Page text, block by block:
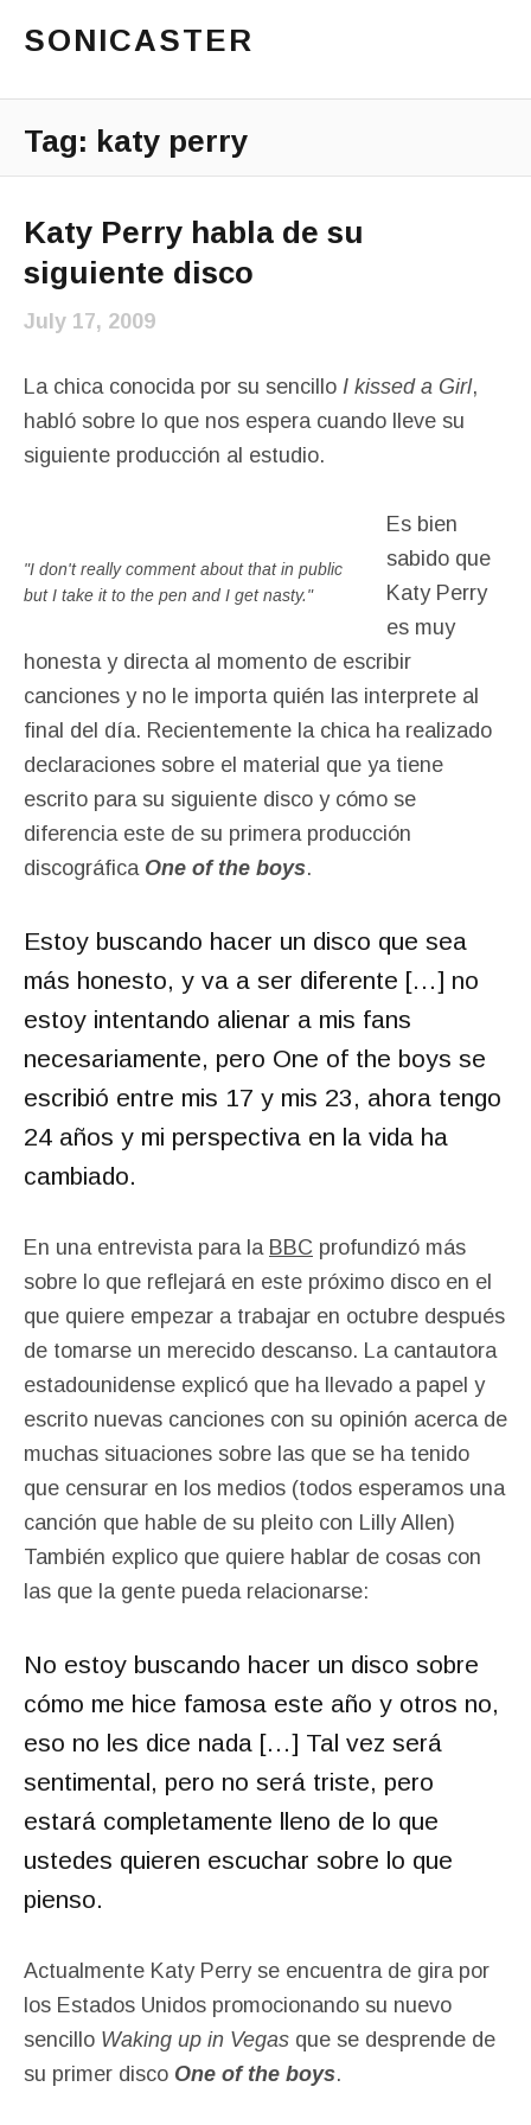
SONICASTER
Main Menu
Tag: katy perry
Katy Perry habla de su
siguiente disco
July 17, 2009
La chica conocida por su sencillo I kissed a Girl,
habló sobre lo que nos espera cuando lleve su
siguiente producción al estudio.
"I don't really comment about that in public
but I take it to the pen and I get nasty."
Es bien
sabido que
Katy Perry
es muy
honesta y directa al momento de escribir
canciones y no le importa quién las interprete al
final del día. Recientemente la chica ha realizado
declaraciones sobre el material que ya tiene
escrito para su siguiente disco y cómo se
diferencia este de su primera producción
discográfica One of the boys.
Estoy buscando hacer un disco que sea
más honesto, y va a ser diferente […] no
estoy intentando alienar a mis fans
necesariamente, pero One of the boys se
escribió entre mis 17 y mis 23, ahora tengo
24 años y mi perspectiva en la vida ha
cambiado.
En una entrevista para la BBC profundizó más
sobre lo que reflejará en este próximo disco en el
que quiere empezar a trabajar en octubre después
de tomarse un merecido descanso. La cantautora
estadounidense explicó que ha llevado a papel y
escrito nuevas canciones con su opinión acerca de
muchas situaciones sobre las que se ha tenido
que censurar en los medios (todos esperamos una
canción que hable de su pleito con Lilly Allen)
También explico que quiere hablar de cosas con
las que la gente pueda relacionarse:
No estoy buscando hacer un disco sobre
cómo me hice famosa este año y otros no,
eso no les dice nada […] Tal vez será
sentimental, pero no será triste, pero
estará completamente lleno de lo que
ustedes quieren escuchar sobre lo que
pienso.
Actualmente Katy Perry se encuentra de gira por
los Estados Unidos promocionando su nuevo
sencillo Waking up in Vegas que se desprende de
su primer disco One of the boys.